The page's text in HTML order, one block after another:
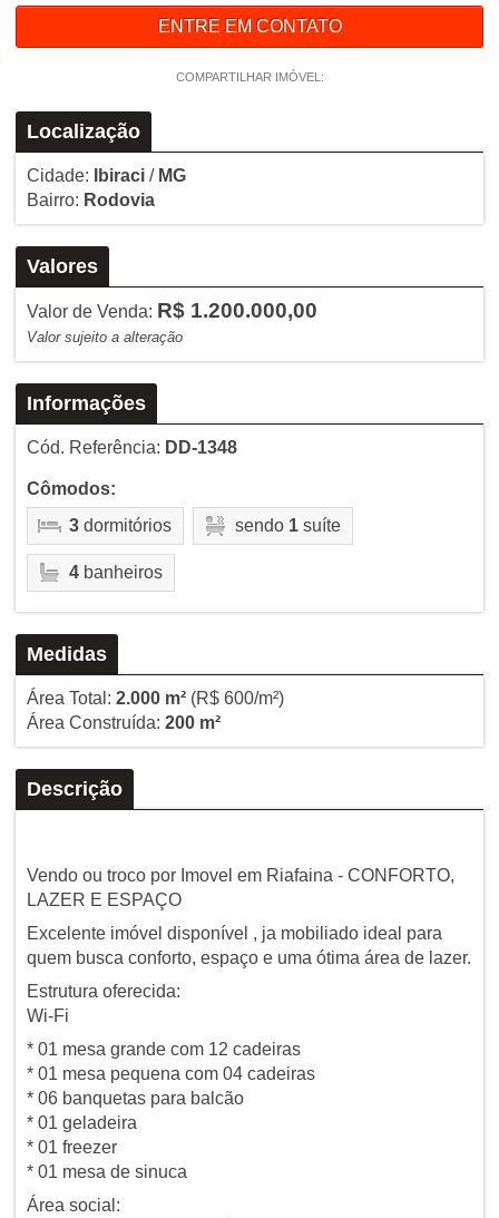
ENTRE EM CONTATO
COMPARTILHAR IMÓVEL:
Localização
Cidade: Ibiraci/ MG
Bairro: Rodovia
Valores
Valor de Venda: R$ 1.200.000,00
Valor sujeito a alteração
Informações
Cód. Referência: DD-1348
Cômodos:
3dormitórios sendo 1suíte
4banheiros
Medidas
Área Total: 2.000 m²(R$ 600/m²)
Área Construída: 200 m²
Descrição
Vendo ou troco por Imovel em Riafaina - CONFORTO,
LAZER E ESPAÇO
Excelente imóvel disponível , ja mobiliado ideal para
quem busca conforto, espaço e uma ótima área de lazer.
Estrutura oferecida:
Wi-Fi
* 01 mesa grande com 12 cadeiras
* 01 mesa pequena com 04 cadeiras
* 06 banquetas para balcão
* 01 geladeira
* 01 freezer
* 01 mesa de sinuca
Área social: